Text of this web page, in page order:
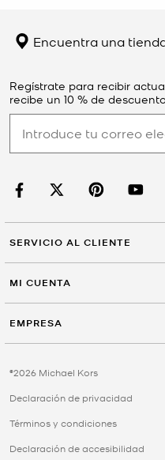
Encuentra una
Regístrate para recibir
recibe un 10 % de
SERVICIO AL CLIENTE
MI CUENTA
EMPRESA
©2026 Michael Kors
Declaración de privacidad
Términos y condiciones
Declaración de accesibilidad